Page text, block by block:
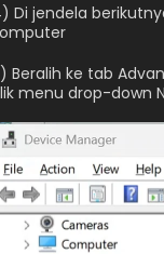
Di jendela
Beralih ke tab
menu drop-down